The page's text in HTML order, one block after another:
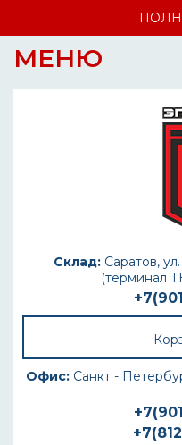
МЕНЮ
Склад:Саратов,
(терминал
Офис: Санкт -